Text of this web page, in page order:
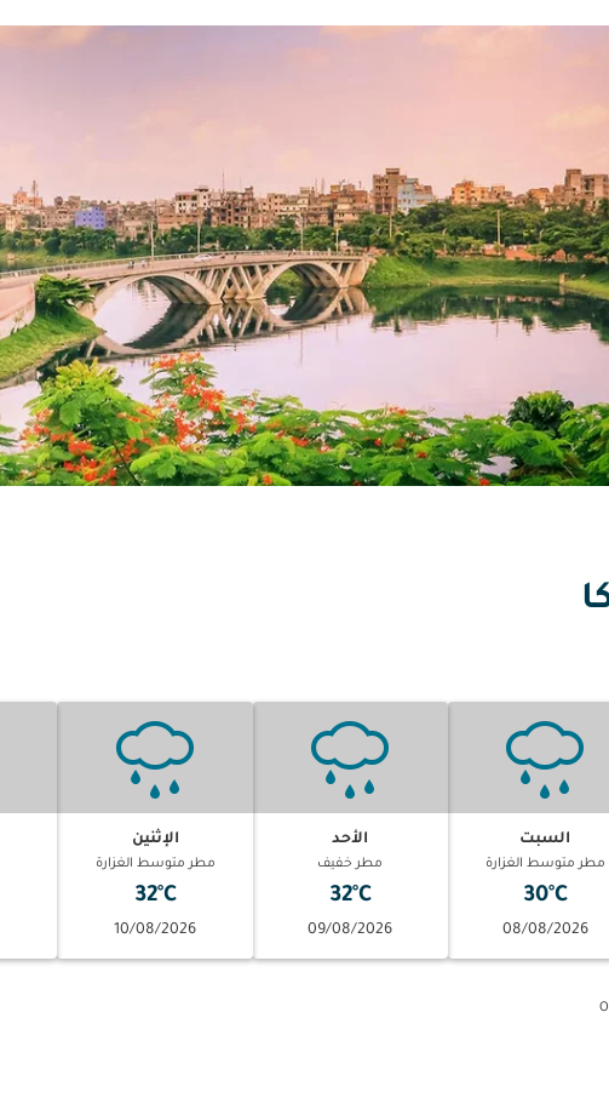
السبت
مطر متوسط الغزارة
30°C
08/08/2026
الأحد
مطر خفيف
32°C
09/08/2026
الإثنين
مطر متوسط الغزارة
32°C
10/08/2026